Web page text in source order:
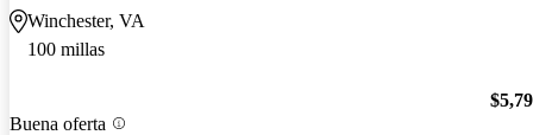
Winchester, VA
100 millas
Buena oferta